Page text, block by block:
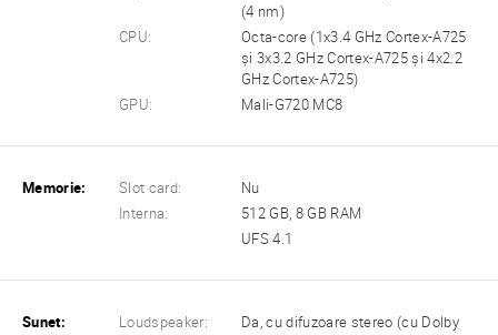
(4 nm)
CPU:
Octa-core (1x3.4 GHz Cortex-A725
și 3x3.2 GHz Cortex-A725 și 4x2.2
GHz Cortex-A725)
GPU:
Mali-G720 MC8
Memorie: Slot card:
Nu
Interna:
512 GB, 8 GB RAM
UFS 4.1
Sunet: Loudspeaker: Da, cu difuzoare stereo (cu Dolby